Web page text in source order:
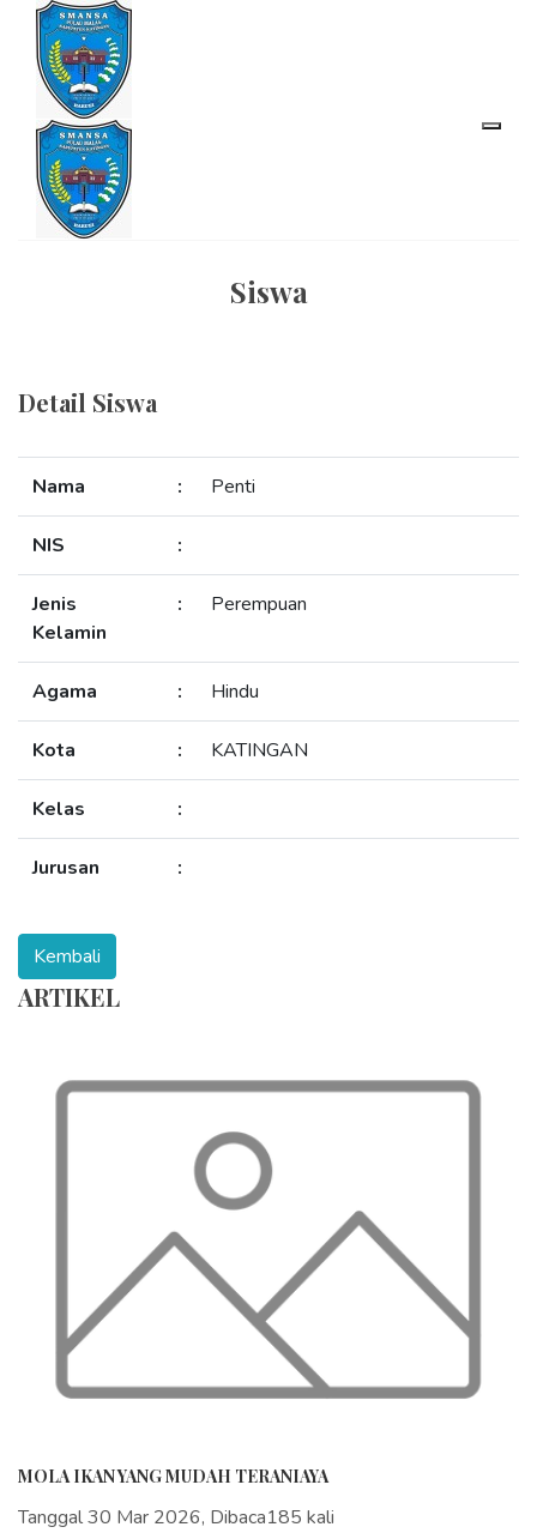
Siswa
Detail Siswa
Nama : Penti
NIS :
Jenis
Kelamin
: Perempuan
Agama : Hindu
Kota : KATINGAN
Kelas :
Jurusan :
ARTIKEL
MOLA IKAN YANG MUDAH TERANIAYA
Tanggal 30 Mar 2026, Dibaca185 kali